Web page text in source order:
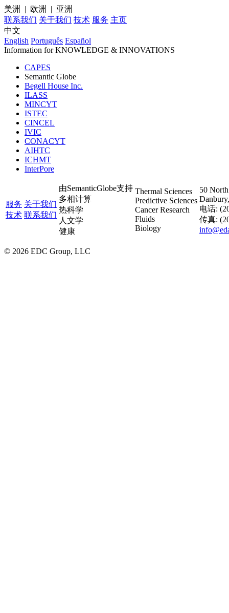
美洲 | 欧洲 | 亚洲
联系我们 关于我们 技术 服务 主页
中文
English Português Español
Information for KNOWLEDGE & INNOVATIONS
CAPES
Semantic Globe
Begell House Inc.
ILASS
MINCYT
ISTEC
CINCEL
IVIC
CONACYT
AIHTC
ICHMT
InterPore
服务
技术
关于我们
联系我们
由SemanticGlobe支持
多相计算
热科学
人文学
健康
Thermal Sciences
Predictive Sciences
Cancer Research
Fluids
Biology
50
电话:
传真:
© 2026 EDC Group, LLC